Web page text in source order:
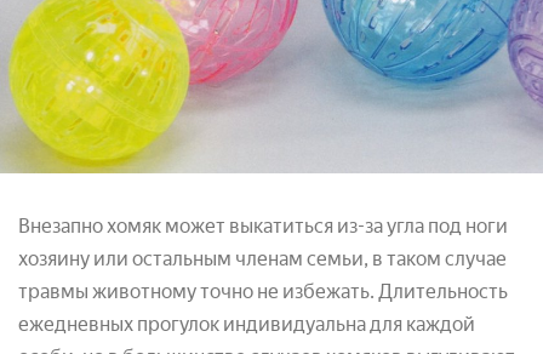
Внезапно хомяк может выкатиться из-за угла под ноги
хозяину или остальным членам семьи, в таком случае
травмы животному точно не избежать. Длительность
ежедневных прогулок индивидуальна для каждой